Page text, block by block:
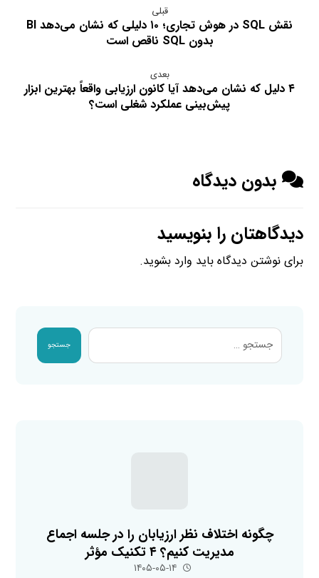
قبلی
نقش SQL در هوش تجاری؛ ۱۰ دلیلی که نشان می‌دهد BI
بدون SQL ناقص است
بعدی
۴ دلیل که نشان می‌دهد آیا کانون ارزیابی واقعاً بهترین ابزار
پیش‌بینی عملکرد شغلی است؟
بدون دیدگاه
دیدگاهتان را بنویسید
برای نوشتن دیدگاه باید وارد بشوید.
جستجو
چگونه اختلاف نظر ارزیابان را در جلسه اجماع
مدیریت کنیم؟ ۴ تکنیک مؤثر
۱۴۰۵-۰۵-۱۴